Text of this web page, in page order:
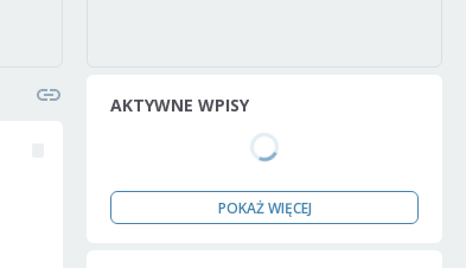
AKTYWNE WPISY
POKAŻ WIĘCEJ